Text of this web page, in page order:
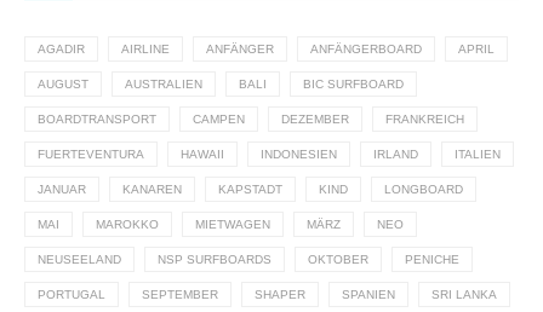
AGADIR AIRLINE ANFÄNGER ANFÄNGERBOARD APRIL
AUGUST AUSTRALIEN BALI BIC SURFBOARD
BOARDTRANSPORT CAMPEN DEZEMBER FRANKREICH
FUERTEVENTURA HAWAII INDONESIEN IRLAND ITALIEN
JANUAR KANAREN KAPSTADT KIND LONGBOARD
MAI MAROKKO MIETWAGEN MÄRZ NEO
NEUSEELAND NSP SURFBOARDS OKTOBER PENICHE
PORTUGAL SEPTEMBER SHAPER SPANIEN SRI LANKA